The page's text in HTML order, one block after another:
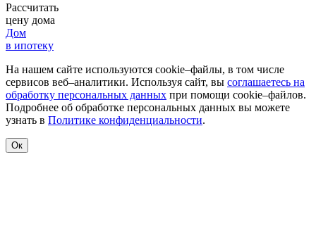
Рассчитать
цену дома
Дом
в ипотеку
На нашем сайте используются cookie–файлы, в том числе
сервисов веб–аналитики. Используя сайт, вы соглашаетесь на
обработку персональных данных при помощи cookie–файлов.
Подробнее об обработке персональных данных вы можете
узнать в Политике конфиденциальности.
Ок